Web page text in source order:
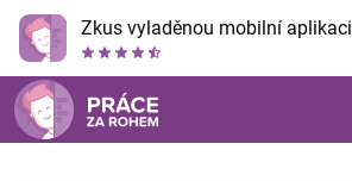
Zkus vyladěnou mobilní aplikaci